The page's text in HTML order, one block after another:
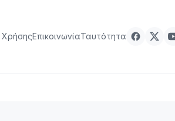
ΕπικοινωνίαΤαυτότητα